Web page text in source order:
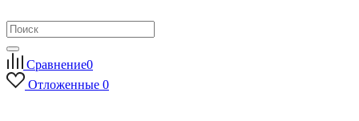
Сравнение0
Отложенные 0